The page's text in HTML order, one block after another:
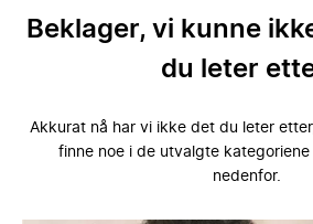
Beklager, vi kunne
du leter
Akkurat nå har vi ikke det du leter
finne noe i de utvalgte
nedenfor.